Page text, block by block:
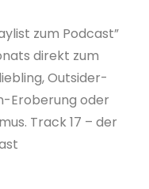
zum Podcast”
direkt zum
Outsider-
Eroberung oder
Track 17 – der